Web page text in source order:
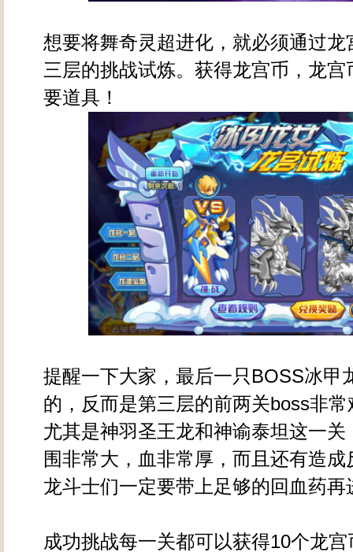
想要将舞奇灵超进化，就必须通过龙
三层的挑战试炼。获得龙宫币，龙宫
要道具！
提醒一下大家，最后一只BOSS冰甲
的，反而是第三层的前两关boss非常
尤其是神羽圣王龙和神谕泰坦这一关
围非常大，血非常厚，而且还有造
龙斗士们一定要带上足够的回血药再
成功挑战每一关都可以获得10个龙